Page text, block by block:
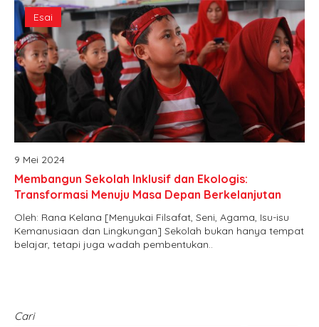
INFO SPMB
Esai
9 Mei 2024
Membangun Sekolah Inklusif dan Ekologis:
Transformasi Menuju Masa Depan Berkelanjutan
Oleh: Rana Kelana [Menyukai Filsafat, Seni, Agama, Isu-isu
Kemanusiaan dan Lingkungan] Sekolah bukan hanya tempat
belajar, tetapi juga wadah pembentukan..
Cari